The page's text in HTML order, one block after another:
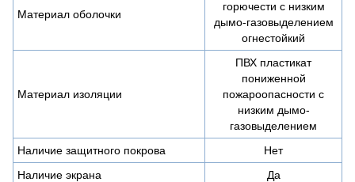
Материал оболочки
горючести с низким
дымо-газовыделением
огнестойкий
Материал изоляции
ПВХ пластикат
пониженной
пожароопасности с
низким дымо-
газовыделением
Наличие защитного покрова
Нет
Наличие экрана
Да